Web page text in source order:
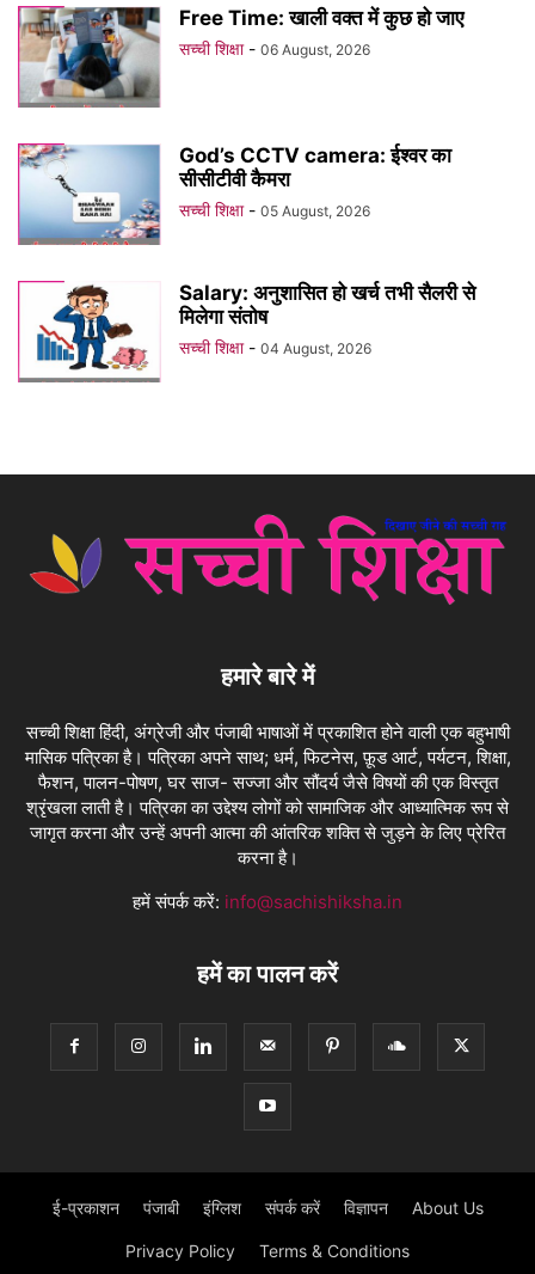
Free Time: खाली वक्त में कुछ हो जाए
सच्ची शिक्षा - 06 August, 2026
God’s CCTV camera: ईश्वर का
सीसीटीवी कैमरा
सच्ची शिक्षा - 05 August, 2026
Salary: अनुशासित हो खर्च तभी सैलरी से
मिलेगा संतोष
सच्ची शिक्षा - 04 August, 2026
हमारे बारे में
सच्ची शिक्षा हिंदी, अंग्रेजी और पंजाबी भाषाओं में प्रकाशित होने वाली एक बहुभाषी
मासिक पत्रिका है। पत्रिका अपने साथ; धर्म, फिटनेस, फ़ूड आर्ट, पर्यटन, शिक्षा,
फैशन, पालन-पोषण, घर साज- सज्जा और सौंदर्य जैसे विषयों की एक विस्तृत
श्रृंखला लाती है। पत्रिका का उद्देश्य लोगों को सामाजिक और आध्यात्मिक रूप से
जागृत करना और उन्हें अपनी आत्मा की आंतरिक शक्ति से जुड़ने के लिए प्रेरित
करना है।
हमें संपर्क करें: info@sachishiksha.in
हमें का पालन करें
ई-प्रकाशन पंजाबी इंग्लिश संपर्क करें विज्ञापन About Us
Privacy Policy Terms & Conditions